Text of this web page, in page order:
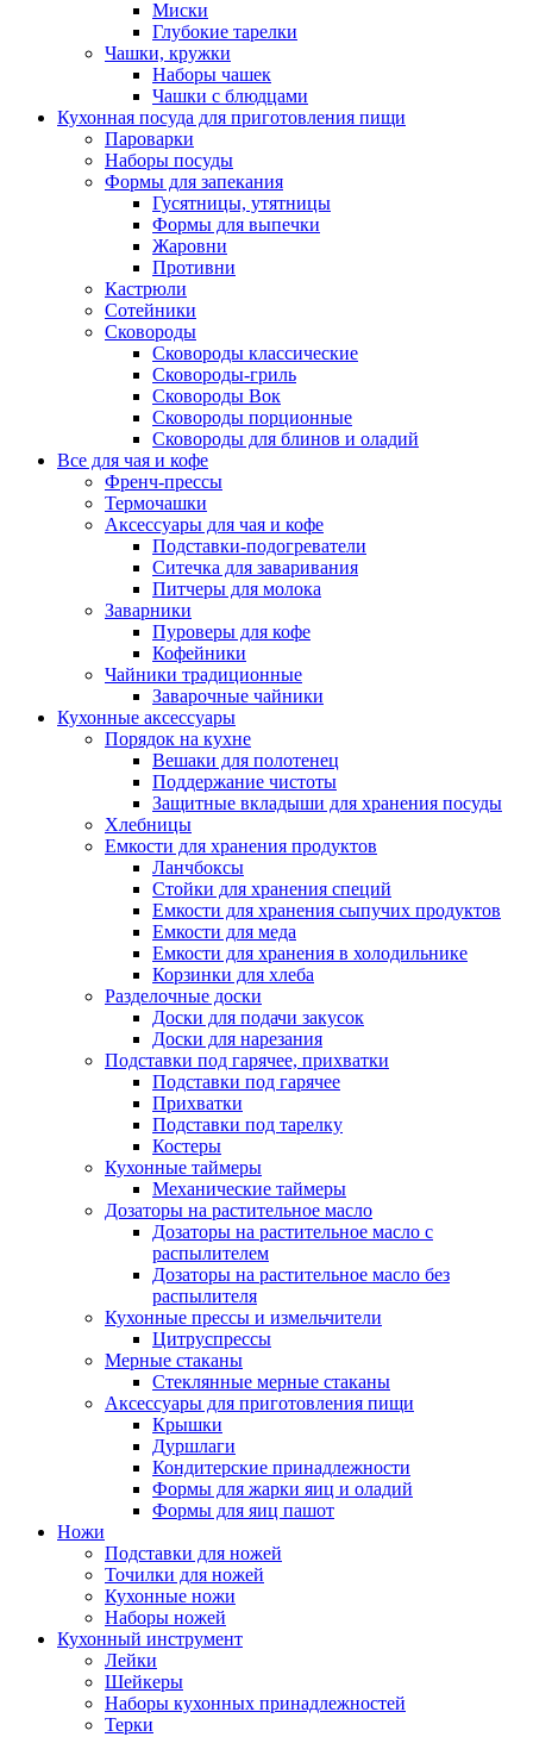
Миски
Глубокие тарелки
Чашки, кружки
Наборы чашек
Чашки с блюдцами
Кухонная посуда для приготовления пищи
Пароварки
Наборы посуды
Формы для запекания
Гусятницы, утятницы
Формы для выпечки
Жаровни
Противни
Кастрюли
Сотейники
Сковороды
Сковороды классические
Сковороды-гриль
Сковороды Вок
Сковороды порционные
Сковороды для блинов и оладий
Все для чая и кофе
Френч-прессы
Термочашки
Аксессуары для чая и кофе
Подставки-подогреватели
Ситечка для заваривания
Питчеры для молока
Заварники
Пуроверы для кофе
Кофейники
Чайники традиционные
Заварочные чайники
Кухонные аксессуары
Порядок на кухне
Вешаки для полотенец
Поддержание чистоты
Защитные вкладыши для хранения посуды
Хлебницы
Емкости для хранения продуктов
Ланчбоксы
Стойки для хранения специй
Емкости для хранения сыпучих продуктов
Емкости для меда
Емкости для хранения в холодильнике
Корзинки для хлеба
Разделочные доски
Доски для подачи закусок
Доски для нарезания
Подставки под гарячее, прихватки
Подставки под гарячее
Прихватки
Подставки под тарелку
Костеры
Кухонные таймеры
Механические таймеры
Дозаторы на растительное масло
Дозаторы на растительное масло с
распылителем
Дозаторы на растительное масло без
распылителя
Кухонные прессы и измельчители
Цитруспрессы
Мерные стаканы
Стеклянные мерные стаканы
Аксессуары для приготовления пищи
Крышки
Дуршлаги
Кондитерские принадлежности
Формы для жарки яиц и оладий
Формы для яиц пашот
Ножи
Подставки для ножей
Точилки для ножей
Кухонные ножи
Наборы ножей
Кухонный инструмент
Лейки
Шейкеры
Наборы кухонных принадлежностей
Терки